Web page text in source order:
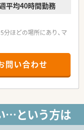
平均40時間勤務
ほどの場所にあり、マ
ており、落ち着いて患
を強化するため、チー
迎しており、これからの
問い合わせ
…という方は